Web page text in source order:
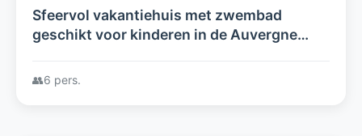
Sfeervol vakantiehuis met zwembad
geschikt voor kinderen in de Auvergne
👥6 pers.